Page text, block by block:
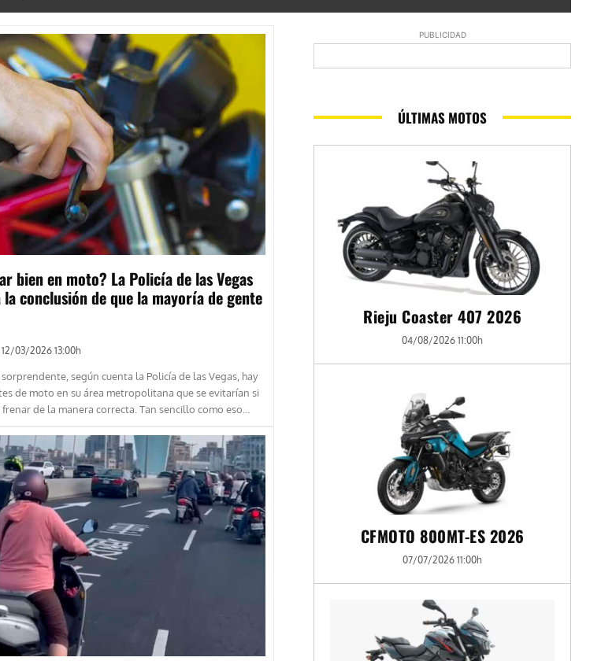
bien en moto? La Policía de las Vegas
la conclusión de que la mayoría de gente
12/03/2026 13:00h
según cuenta la Policía de las Vegas, hay
de moto en su área metropolitana que se evitarían si
de la manera correcta. Tan sencillo como eso…
PUBLICIDAD
ÚLTIMAS MOTOS
Rieju Coaster 407 2026
04/08/2026 11:00h
CFMOTO 800MT-ES 2026
07/07/2026 11:00h